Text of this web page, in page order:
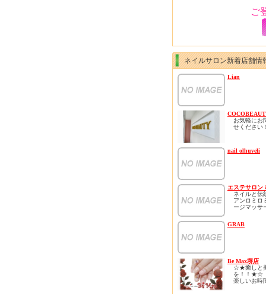
ご
ネイルサロン新着店舗情
Lian
お気軽にお
せください
ます！
nail olhuveli
エステサロン
ネイルと伝
アンロミロ
ージマッサ
ウレアオハ
さい
ストレス社
ているあ
ートサロン
時間を心ゆ
GRAB
Be Max堺店
☆★癒しと
を！！★☆
楽しいお時